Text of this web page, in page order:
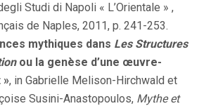
Studi di Napoli « L’Orientale » ,
de Naples, 2011, p. 241-253.
mythiques dans Les Structures
ou la genèse d’une œuvre-
», in Gabrielle Melison-Hirchwald et
Susini-Anastopoulos, Mythe et